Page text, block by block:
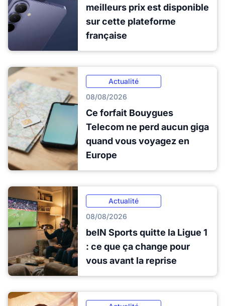
meilleurs prix est disponible
sur cette plateforme
française
Actualité
08/08/2026
Ce forfait Bouygues
Telecom ne perd aucun giga
quand vous voyagez en
Europe
Actualité
08/08/2026
beIN Sports quitte la Ligue 1
: ce que ça change pour
vous avant la reprise